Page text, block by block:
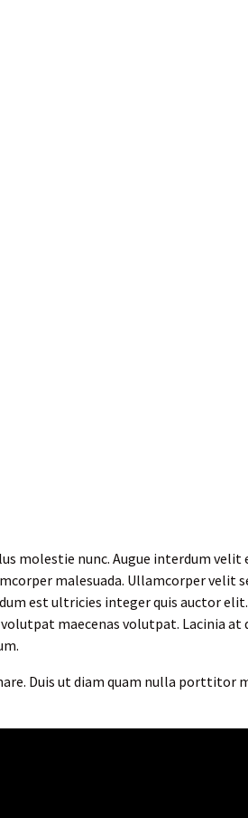
molestie nunc. Augue interdum velit
malesuada. Ullamcorper velit
est ultricies integer quis auctor
maecenas volutpat. Lacinia at
Duis ut diam quam nulla porttitor